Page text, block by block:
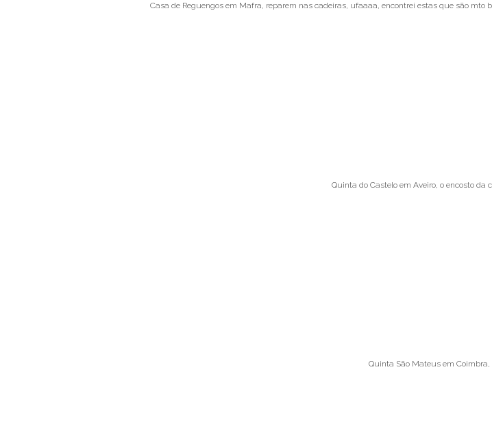
Casa de Reguengos em Mafra, reparem nas cadeiras, ufaaaa, encontrei estas que são
Quinta do Castelo em Aveiro, o encosto da
Quinta São Mateus em